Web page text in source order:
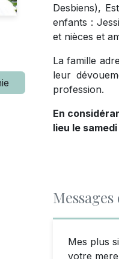
Desbiens),
enfants :
et nièces et
La famille
leur
profession.
En
lieu le samedi
Mes plus
votre